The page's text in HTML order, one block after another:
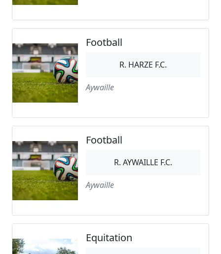
Football
R. HARZE F.C.
Aywaille
Football
R. AYWAILLE F.C.
Aywaille
Equitation